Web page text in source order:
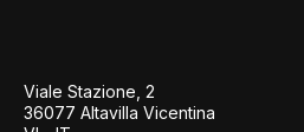
Viale Stazione, 2
36077 Altavilla Vicentina